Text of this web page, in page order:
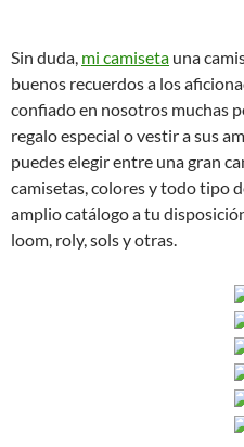
Sin duda, mi camiseta una
buenos recuerdos a los
confiado en nosotros muchas
regalo especial o vestir a sus
puedes elegir entre una gran
camisetas, colores y todo tipo
amplio catálogo a tu
loom, roly, sols y otras.